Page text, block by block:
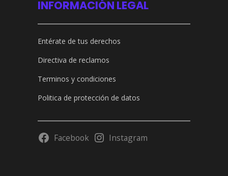
INFORMACIÓN LEGAL
Entérate de tus derechos
Directiva de reclamos
Terminos y condiciones
Politica de protección de datos
Facebook Instagram